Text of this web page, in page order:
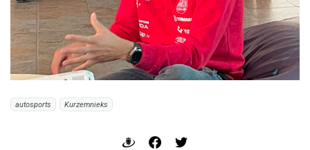
autosports Kurzemnieks